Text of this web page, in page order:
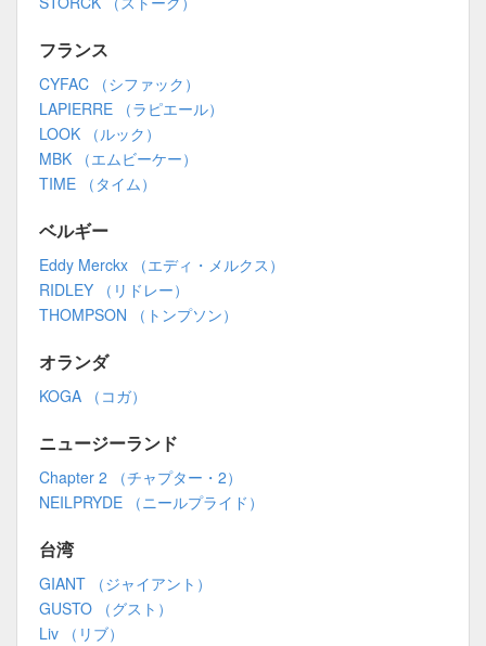
フランス
CYFAC （シファック）
LAPIERRE （ラピエール）
LOOK （ルック）
MBK （エムビーケー）
TIME （タイム）
ベルギー
Eddy Merckx （エディ・メルクス）
RIDLEY （リドレー）
THOMPSON （トンプソン）
オランダ
KOGA （コガ）
ニュージーランド
Chapter 2 （チャプター・2）
NEILPRYDE （ニールプライド）
台湾
GIANT （ジャイアント）
GUSTO （グスト）
Liv （リブ）